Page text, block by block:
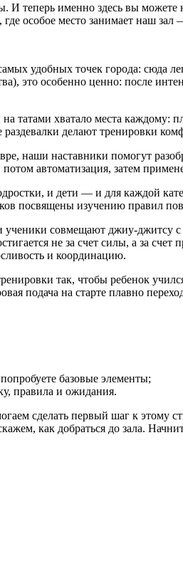
И теперь именно здесь вы можете
где особое место занимает наш зал
удобных точек города: сюда
это особенно ценно: после
на татами хватало места каждому:
раздевалки делают тренировки
наши наставники помогут
потом автоматизация, затем
и дети — и для каждой
посвящены изучению правил
ученики совмещают джиу‑джитсу с
не за счет силы, а за счет
и координацию.
так, чтобы ребенок
подача на старте плавно
попробуете базовые элементы;
правила и ожидания.
сделать первый шаг к этому
как добраться до зала.